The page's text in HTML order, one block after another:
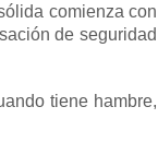
comienza con
de seguridad
tiene hambre,